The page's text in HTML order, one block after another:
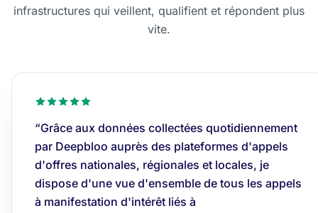
infrastructures qui veillent, qualifient et répondent plus
vite.
“Grâce aux données collectées quotidiennement
par Deepbloo auprès des plateformes d'appels
d'offres nationales, régionales et locales, je
dispose d'une vue d'ensemble de tous les appels
à manifestation d'intérêt liés à